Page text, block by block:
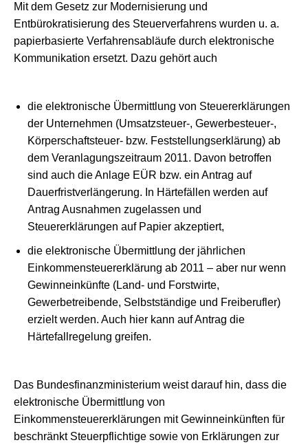
Mit dem Gesetz zur Modernisierung und
Entbürokratisierung des Steuerverfahrens wurden u. a.
papierbasierte Verfahrensabläufe durch elektronische
Kommunikation ersetzt. Dazu gehört auch
die elektronische Übermittlung von Steuererklärungen
der Unternehmen (Umsatzsteuer-, Gewerbesteuer-,
Körperschaftsteuer- bzw. Feststellungserklärung) ab
dem Veranlagungszeitraum 2011. Davon betroffen
sind auch die Anlage EÜR bzw. ein Antrag auf
Dauerfristverlängerung. In Härtefällen werden auf
Antrag Ausnahmen zugelassen und
Steuererklärungen auf Papier akzeptiert,
die elektronische Übermittlung der jährlichen
Einkommensteuererklärung ab 2011 – aber nur wenn
Gewinneinkünfte (Land- und Forstwirte,
Gewerbetreibende, Selbstständige und Freiberufler)
erzielt werden. Auch hier kann auf Antrag die
Härtefallregelung greifen.
Das Bundesfinanzministerium weist darauf hin, dass die
elektronische Übermittlung von
Einkommensteuererklärungen mit Gewinneinkünften für
beschränkt Steuerpflichtige sowie von Erklärungen zur